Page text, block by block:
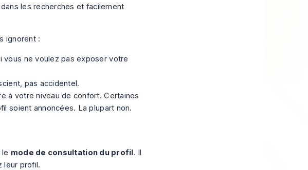
les recherches et facilement
ignorent :
vous ne voulez pas exposer votre
pas accidentel.
à votre niveau de confort. Certaines
soient annoncées. La plupart non.
mode de consultation du profil. Il
leur profil.